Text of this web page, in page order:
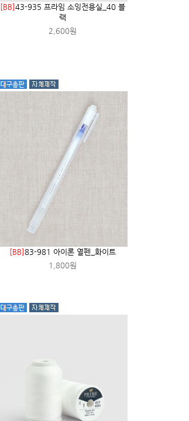
[BB]43-935 프라임 소잉전용실_40 블
랙
2,600원
[BB]83-981 아이론 열펜_화이트
1,800원